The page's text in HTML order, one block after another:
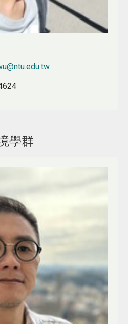
學群